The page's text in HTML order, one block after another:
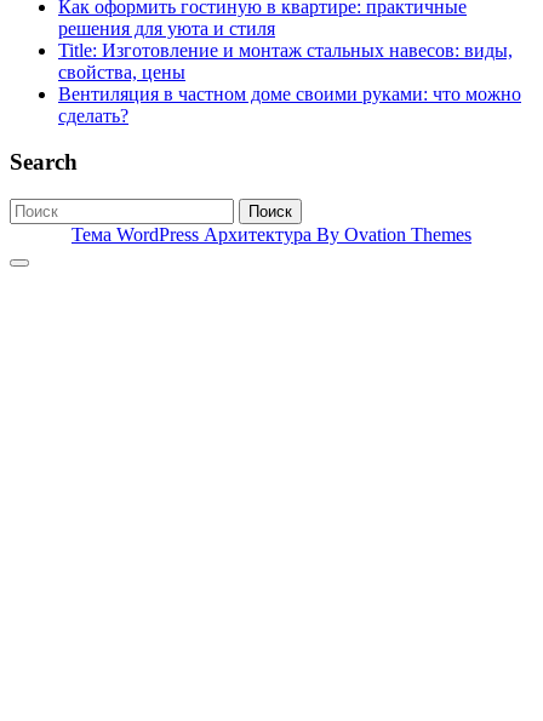
Как оформить гостиную в квартире: практичные
решения для уюта и стиля
Title: Изготовление и монтаж стальных навесов: виды,
свойства, цены
Вентиляция в частном доме своими руками: что можно
сделать?
Search
Поиск
Тема WordPress Архитектура By Ovation Themes